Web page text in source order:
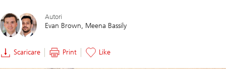
Autori
Evan Brown Meena Bassily
Scaricare Print Like